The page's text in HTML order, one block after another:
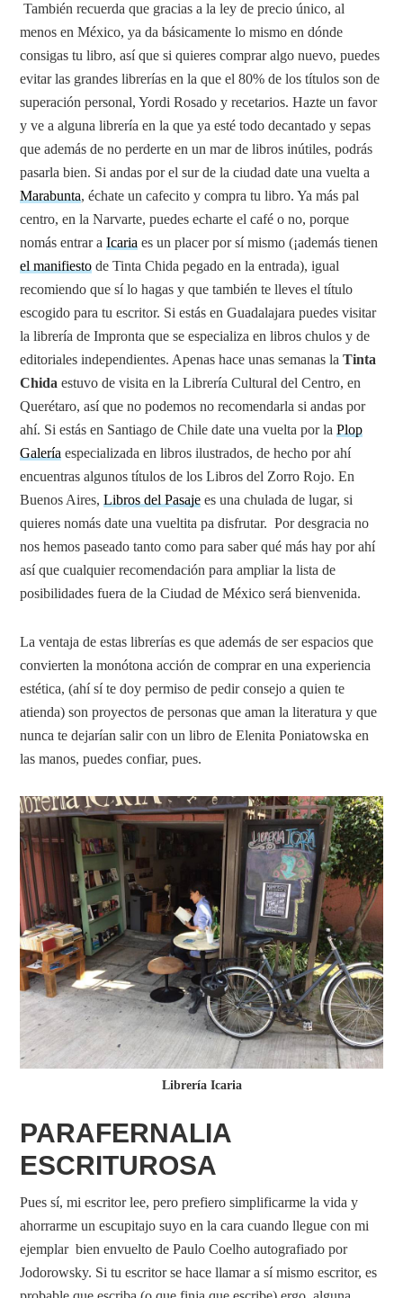
También recuerda que gracias a la ley de precio único, al
menos en México, ya da básicamente lo mismo en dónde
consigas tu libro, así que si quieres comprar algo nuevo, puedes
evitar las grandes librerías en la que el 80% de los títulos son de
superación personal, Yordi Rosado y recetarios. Hazte un favor
y ve a alguna librería en la que ya esté todo decantado y sepas
que además de no perderte en un mar de libros inútiles, podrás
pasarla bien. Si andas por el sur de la ciudad date una vuelta a
Marabunta, échate un cafecito y compra tu libro. Ya más pal
centro, en la Narvarte, puedes echarte el café o no, porque
nomás entrar aIcaria es un placer por sí mismo (¡además tienen
el manifiesto de Tinta Chida pegado en la entrada), igual
recomiendo que sí lo hagas y que también te lleves el título
escogido para tu escritor. Si estás en Guadalajara puedes visitar
la librería de Impronta que se especializa en libros chulos y de
editoriales independientes. Apenas hace unas semanas laTinta
Chida estuvo de visita en la Librería Cultural del Centro, en
Querétaro, así que no podemos no recomendarla si andas por
ahí. Si estás en Santiago de Chile date una vuelta por laPlop
Galería especializada en libros ilustrados, de hecho por ahí
encuentras algunos títulos de los Libros del Zorro Rojo. En
Buenos Aires,Libros del Pasaje es una chulada de lugar, si
quieres nomás date una vueltita pa disfrutar. Por desgracia no
nos hemos paseado tanto como para saber qué más hay por ahí
así que cualquier recomendación para ampliar la lista de
posibilidades fuera de la Ciudad de México será bienvenida.
La ventaja de estas librerías es que además de ser espacios que
convierten la monótona acción de comprar en una experiencia
estética, (ahí sí te doy permiso de pedir consejo a quien te
atienda) son proyectos de personas que aman la literatura y que
nunca te dejarían salir con un libro de Elenita Poniatowska en
las manos, puedes confiar, pues.
Librería Icaria
PARAFERNALIA
ESCRITUROSA
Pues sí, mi escritor lee, pero prefiero simplificarme la vida y
ahorrarme un escupitajo suyo en la cara cuando llegue con mi
ejemplar bien envuelto de Paulo Coelho autografiado por
Jodorowsky. Si tu escritor se hace llamar a sí mismo escritor, es